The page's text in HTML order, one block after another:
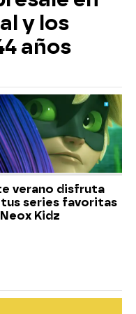
y los
años
verano disfruta
series favoritas
Kidz